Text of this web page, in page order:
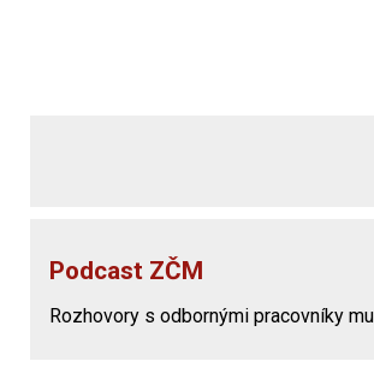
Podcast ZČM
Rozhovory s odbornými pracovníky